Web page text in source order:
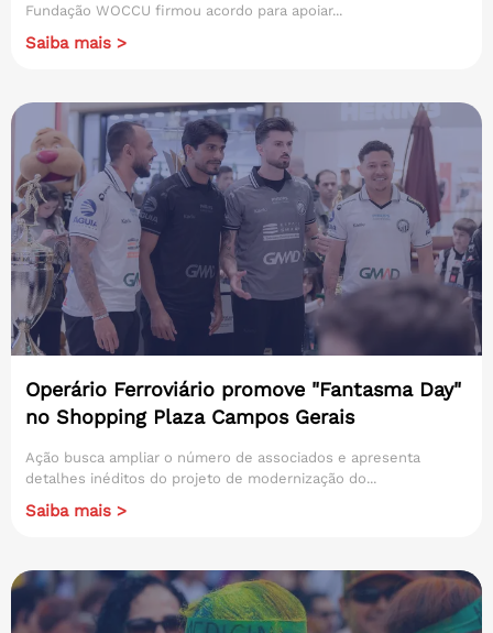
Fundação WOCCU firmou acordo para apoiar...
Saiba mais >
Operário Ferroviário promove "Fantasma Day"
no Shopping Plaza Campos Gerais
Ação busca ampliar o número de associados e apresenta
detalhes inéditos do projeto de modernização do...
Saiba mais >